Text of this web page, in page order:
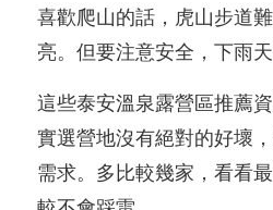
喜歡爬山的話，虎山步道
亮。但要注意安全，下雨
這些泰安溫泉露營區推薦
實選營地沒有絕對的好壞
需求。多比較幾家，看看